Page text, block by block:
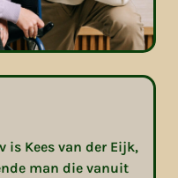
is Kees van der Eijk,
man die vanuit